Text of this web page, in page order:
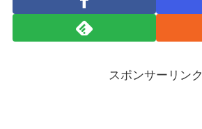
スポンサーリンク